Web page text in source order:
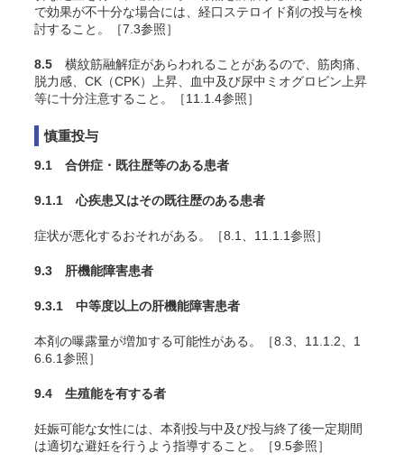
で効果が不十分な場合には、経口ステロイド剤の投与を検
討すること。［7.3参照］
8.5 横紋筋融解症があらわれることがあるので、筋肉痛、
脱力感、CK（CPK）上昇、血中及び尿中ミオグロビン上昇
等に十分注意すること。［11.1.4参照］
慎重投与
9.1 合併症・既往歴等のある患者
9.1.1 心疾患又はその既往歴のある患者
症状が悪化するおそれがある。［8.1、11.1.1参照］
9.3 肝機能障害患者
9.3.1 中等度以上の肝機能障害患者
本剤の曝露量が増加する可能性がある。［8.3、11.1.2、1
6.6.1参照］
9.4 生殖能を有する者
妊娠可能な女性には、本剤投与中及び投与終了後一定期間
は適切な避妊を行うよう指導すること。［9.5参照］